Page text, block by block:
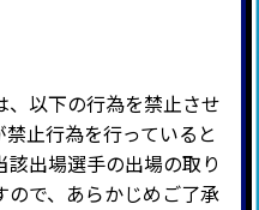
以下の行為を禁止させ
止行為を行っていると
出場選手の出場の取り
で、あらかじめご了承